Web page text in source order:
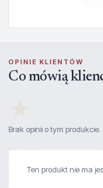
OPINIE KLIENTÓW
Co mówią
Brak opinii o tym produkcie.
Ten produkt nie ma